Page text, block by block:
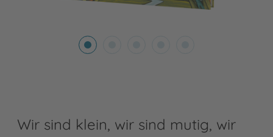
Wir sind klein, wir sind mutig, wir